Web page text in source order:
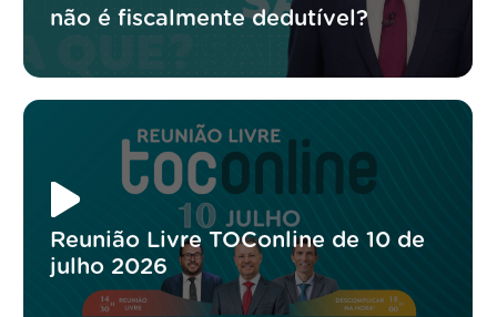
não é fiscalmente dedutível?
Reunião Livre TOConline de 10 de
julho 2026